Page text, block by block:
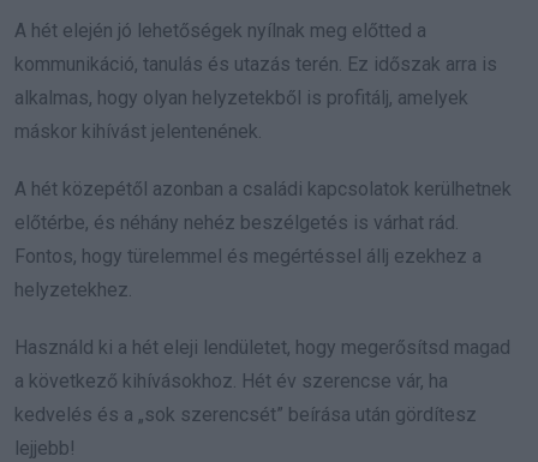
A hét elején jó lehetőségek nyílnak meg előtted a
kommunikáció, tanulás és utazás terén. Ez időszak arra is
alkalmas, hogy olyan helyzetekből is profitálj, amelyek
máskor kihívást jelentenének.
A hét közepétől azonban a családi kapcsolatok kerülhetnek
előtérbe, és néhány nehéz beszélgetés is várhat rád.
Fontos, hogy türelemmel és megértéssel állj ezekhez a
helyzetekhez.
Használd ki a hét eleji lendületet, hogy megerősítsd magad
a következő kihívásokhoz. Hét év szerencse vár, ha
kedvelés és a „sok szerencsét” beírása után gördítesz
lejjebb!